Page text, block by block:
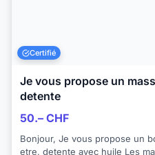
Certifié
Je vous propose un
detente
50.– CHF
Bonjour, Je vous propose un bon massage relaxant, bien-
etre, detente avec huile Les massage est realise sur